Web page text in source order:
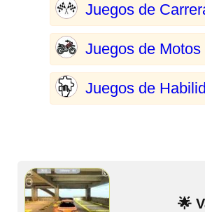
Juegos de
Juegos de Motos
Juegos de
🌟